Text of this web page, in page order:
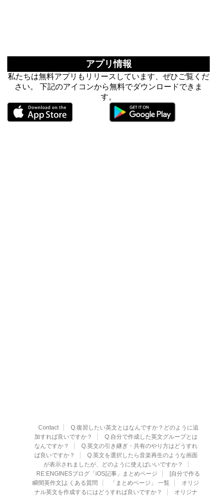
アプリ情報
私たちは無料アプリもリリースしています、ぜひご覧くだ
さい。 下記のアイコンから無料でダウンロードできま
す。
Contact
Q.復習したい英文とはなんですか？どのように追
加すれば良いですか？
Q.自分で作成した英文グループとは
なんですか？
Q.英文の引き継ぎ・共有のやり方はどうすれ
ば良いですか？
Q.英文を選択したら音楽再生のような画面
が表示されましたが、どのように使えばいいですか？
RE:ENGINESブログ「iOS記事」まとめページ
[自分で作る
瞬間英作文]よくある質問
「まとめページ」 一覧
オリジ
ナル英文を作成するにはどうすれば良いですか？
オリジナ